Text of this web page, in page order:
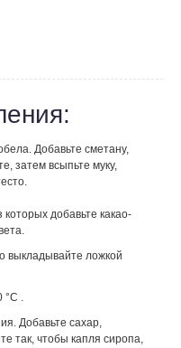
Добавьте сметану,
затем всыпьте муку,
которых добавьте какао-
выкладывайте ложкой
°С .
Добавьте сахар,
так, чтобы капля сиропа,